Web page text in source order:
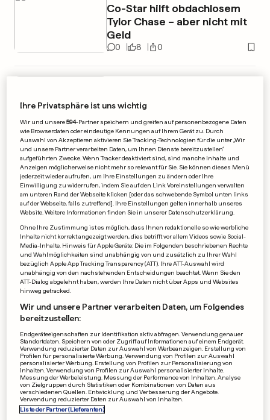
Co-Star hilft obdachlosem
Tylor Chase – aber nicht mit
Geld
0 8 0
«Ich shoppe wie eine
Milliardärin»
0 1 0
BABYPAUSE BEENDET
Helene Fischer singt bei ihrem
Ex wieder vor großem
Publikum
0 8 1
ZAHNGESUNDHEIT
Festzeit ist Gift für Deine
0 10 1
FRANKREICH
Prorussische Hacker
reklamieren Angriff auf «La
Ihre Privatsphäre ist uns wichtig
Wir und unsere594-Partner speichern und greifen auf personenbezogene Daten
wie Browserdaten oder eindeutige Kennungen auf Ihrem Gerät zu. Durch
Auswahl von Akzeptieren aktivieren Sie Tracking-Technologien für die unter „Wir
und unsere Partner verarbeiten Daten, um Ihnen Dienste bereitzustellen“
aufgeführten Zwecke. Wenn Tracker deaktiviert sind, sind manche Inhalte und
Anzeigen möglicherweise nicht mehr so relevant für Sie. Sie können dieses Menü
jederzeit wieder aufrufen, um Ihre Einstellungen zu ändern oder Ihre
Einwilligung zu widerrufen, indem Sie auf den Link Voreinstellungen verwalten
am unteren Rand der Webseite klicken [oder das schwebende Symbol unten links
auf der Webseite, falls zutreffend]. Ihre Einstellungen gelten innerhalb unseres
Website. Weitere Informationen finden Sie in unserer Datenschutzerklärung.
Ohne Ihre Zustimmung ist es möglich, dass Ihnen redaktionelle so wie werbliche
Inhalte nicht korrekt angezeigt werden, dies betrifft vor allem Videos sowie Social-
Media-Inhalte. Hinweis für Apple Geräte: Die im Folgenden beschriebenen Rechte
und Wahlmöglichkeiten sind unabhängig von und zusätzlich zu Ihrer Wahl
bezüglich Apple App Tracking Transparency (ATT). Ihre ATT-Auswahl wird
unabhängig von den nachstehenden Entscheidungen beachtet. Wenn Sie den
ATT-Dialog abgelehnt haben, werden Ihre Daten nicht über Apps und Websites
hinweg getracked.
Wir und unsere Partner verarbeiten Daten, um Folgendes
bereitzustellen:
Endgeräteeigenschaften zur Identifikation aktiv abfragen. Verwendung genauer
Standortdaten. Speichern von oder Zugriff auf Informationen auf einem Endgerät.
Verwendung reduzierter Daten zur Auswahl von Werbeanzeigen. Erstellung von
Profilen für personalisierte Werbung. Verwendung von Profilen zur Auswahl
personalisierter Werbung. Erstellung von Profilen zur Personalisierung von
Inhalten. Verwendung von Profilen zur Auswahl personalisierter Inhalte.
Messung der Werbeleistung. Messung der Performance von Inhalten. Analyse
von Zielgruppen durch Statistiken oder Kombinationen von Daten aus
verschiedenen Quellen. Entwicklung und Verbesserung der Angebote.
Verwendung reduzierter Daten zur Auswahl von Inhalten.
Liste der Partner (Lieferanten)